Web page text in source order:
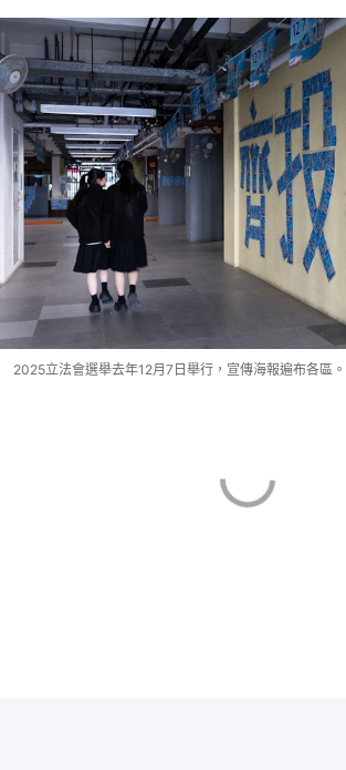
2025立法會選舉去年12月7日舉行，宣傳海報遍布各區。